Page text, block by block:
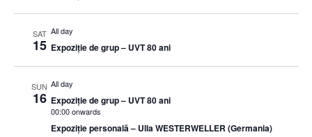
SAT
15
All day
Expoziție de grup – UVT 80 ani
SUN
16
All day
Expoziție de grup – UVT 80 ani
00:00 onwards
Expoziție personală – Ulla WESTERWELLER (Germania)